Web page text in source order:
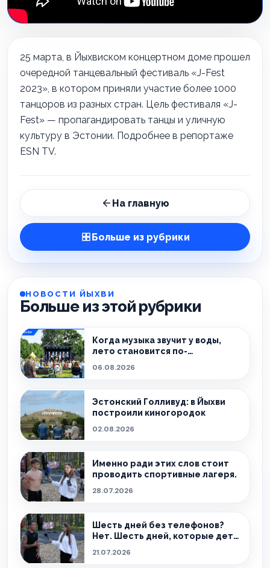
25 марта, в Йыхвиском концертном доме прошел
очередной танцевальный фестиваль «J-Fest
2023», в котором приняли участие более 1000
танцоров из разных стран. Цель фестиваля «J-
Fest» — пропагандировать танцы и уличную
культуру в Эстонии. Подробнее в репортаже
ESN TV.
На главную
Больше из рубрики
НОВОСТИ ЙЫХВИ
Больше из этой рубрики
Когда музыка звучит у воды,
лето становится по-
06.08.2026
Эстонский Голливуд: в Йыхви
построили киногородок
02.08.2026
Именно ради этих слов стоит
проводить спортивные лагеря.
28.07.2026
Шесть дней без телефонов?
Нет. Шесть дней, которые дети
21.07.2026